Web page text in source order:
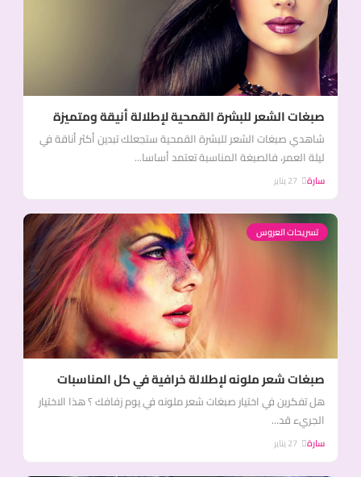
صبغات الشعر للبشرة القمحية لإطلالة أنيقة ومتميزة
شاهدي صبغات الشعر للبشرة القمحية ستجعلك تبدين أكثر أناقة في
ليلة العمر، فالصبغة المناسبة تعتمد أساسا...
سارة
تسريحات العروس
صبغات شعر ملونه لإطلالة خرافية في كل المناسبات
هل تفكرين في اختيار صبغات شعر ملونه في يوم زفافك ؟ هذا الاختيار
الجريء قد...
سارة